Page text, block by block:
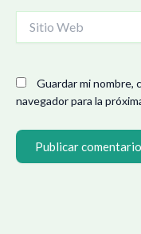
Web
Guardar mi
navegador para la